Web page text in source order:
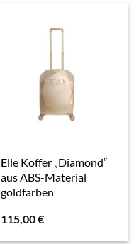
Elle Koffer „Diamond“
aus ABS-Material
goldfarben
115,00€